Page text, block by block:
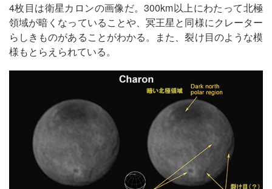
4枚目は衛星カロンの画像だ。300km以上にわたって北極
領域が暗くなっていることや、冥王星と同様にクレーター
らしきものがあることがわかる。また、裂け目のような模
様もとらえられている。